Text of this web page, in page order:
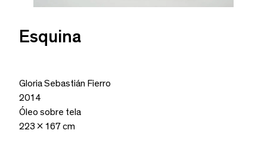
Esquina
Gloria Sebastián Fierro
2014
Óleo sobre tela
223 x 167 cm